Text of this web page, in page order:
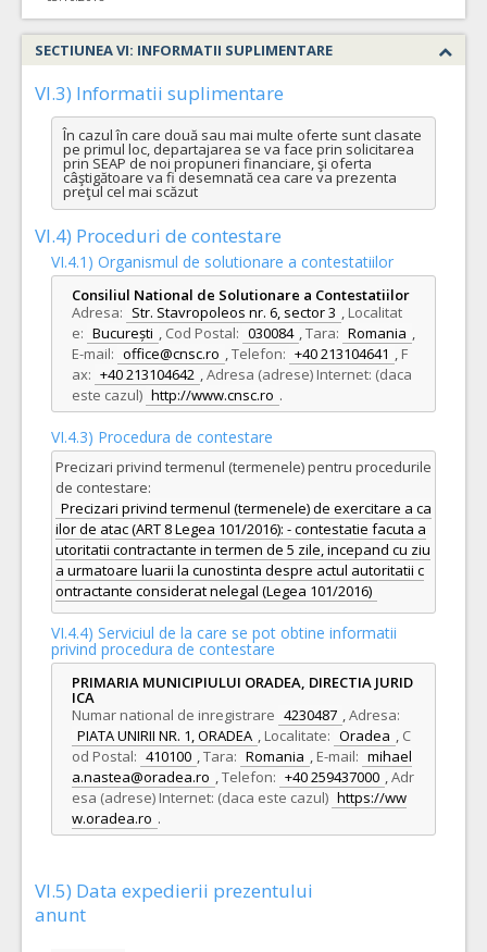
SECTIUNEA VI: INFORMATII SUPLIMENTARE
VI.3) Informatii suplimentare
În cazul în care două sau mai multe oferte sunt clasate
pe primul loc, departajarea se va face prin solicitarea
prin SEAP de noi propuneri financiare, şi oferta
câştigătoare va fi desemnată cea care va prezenta
preţul cel mai scăzut
VI.4) Proceduri de contestare
VI.4.1) Organismul de solutionare a contestatiilor
Consiliul National de Solutionare a Contestatiilor
Adresa: Str. Stavropoleos nr. 6, sector 3 , Localitat
e: București , Cod Postal: 030084 ,Tara: Romania ,
E-mail: office@cnsc.ro ,Telefon: +40 213104641 , F
ax: +40 213104642 ,Adresa (adrese) Internet: (daca
este cazul) http://www.cnsc.ro .
VI.4.3) Procedura de contestare
Precizari privind termenul (termenele) pentru procedurile
de contestare:
Precizari privind termenul (termenele) de exercitare a ca
ilor de atac (ART 8 Legea 101/2016): - contestatie facuta a
utoritatii contractante in termen de 5 zile, incepand cu ziu
a urmatoare luarii la cunostinta despre actul autoritatii c
ontractante considerat nelegal (Legea 101/2016)
VI.4.4) Serviciul de la care se pot obtine informatii
privind procedura de contestare
PRIMARIA MUNICIPIULUI ORADEA, DIRECTIA JURID
ICA
Numar national de inregistrare 4230487 ,Adresa:
PIATA UNIRII NR. 1, ORADEA , Localitate: Oradea , C
od Postal: 410100 ,Tara: Romania , E-mail: mihael
a.nastea@oradea.ro ,Telefon: +40 259437000 ,Adr
esa (adrese) Internet: (daca este cazul) https://ww
w.oradea.ro .
VI.5) Data expedierii prezentului
anunt